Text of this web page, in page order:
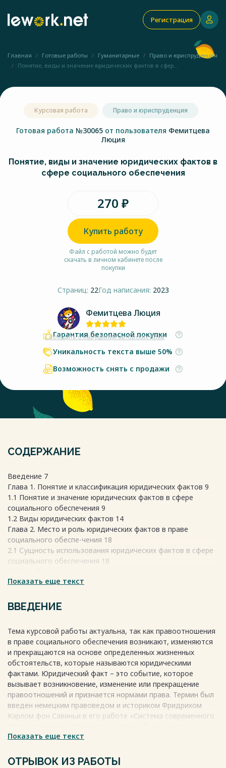
Регистрация
Главная Готовые работы Гуманитарные
Право и юриспруденция
Понятие, виды и значение юридических фактов в сфер...
Курсовая работа Право и юриспруденция
Готовая работа №30065 от пользователя Фемитцева
Люция
Понятие, виды и значение юридических фактов в
сфере социального обеспечения
270 ₽
Купить работу
Файл с работой можно будет
скачать в личном кабинете после
покупки
Страниц: 22Год написания: 2023
Фемитцева Люция
Сообщить о нарушении авторских прав
Гарантия безопасной покупки
Уникальность текста выше 50%
Возможность снять с продажи
СОДЕРЖАНИЕ
Введение 7
Глава 1. Понятие и классификация юридических фактов 9
1.1 Понятие и значение юридических фактов в сфере
социального обеспечения 9
1.2 Виды юридических фактов 14
Глава 2. Место и роль юридических фактов в праве
социального обеспе-чения 18
2.1 Сущность использования юридических фактов в сфере
социального обеспечения 18
при осуществле-нии деятельности социального
2.3 Проблемы в области применения юридических фактов и
пути их ре-шения 21
24
Заключение 25
Список использованной литературы 26
Весь текст будет доступенпосле покупки
Показать еще текст
ВВЕДЕНИЕ
Тема курсовой работы актуальна, так как правоотношения
в праве социального обеспечения возникают, изменяются
и прекращаются на основе определенных жизненных
обстоятельств, которые называются юридическими
фактами. Юридический факт – это событие, которое
вызывает возникновение, изменение или прекращение
правоотношений и признается нормами права. Термин был
введен немецким правоведом и историком Фридрихом
Карлом фон Савиньи в его работе «Система современного
гражданским правом и развивались учеными, такими как
Основным признаком юридического факта является его
Показать еще текст
ОТРЫВОК ИЗ РАБОТЫ